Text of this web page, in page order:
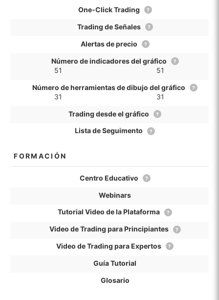
One-Click Trading ?
Trading de Señales ?
Alertas de precio ?
Número de indicadores del gráfico ?
51 51
Número de herramientas de dibujo del gráfico ?
31 31
Trading desde el gráfico ?
Lista de Seguimento ?
FORMACIÓN
Centro Educativo ?
Webinars
Tutorial Video de la Plataforma ?
Video de Trading para Principiantes ?
Video de Trading para Expertos ?
Guía Tutorial
Glosario